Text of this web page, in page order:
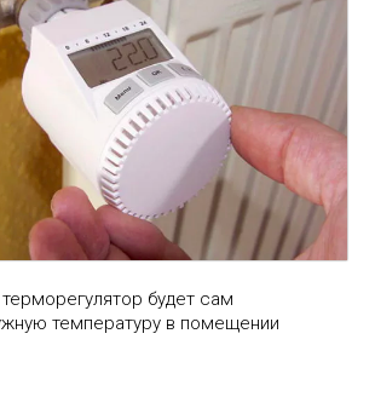
будет сам
температуру в помещении